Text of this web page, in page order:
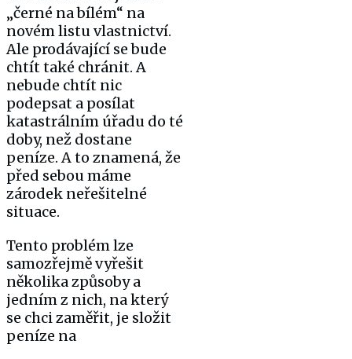
„černé na bílém“ na
novém listu vlastnictví.
Ale prodávající se bude
chtít také chránit. A
nebude chtít nic
podepsat a posílat
katastrálním úřadu do té
doby, než dostane
peníze. A to znamená, že
před sebou máme
zárodek neřešitelné
situace.
Tento problém lze
samozřejmě vyřešit
několika způsoby a
jedním z nich, na který
se chci zaměřit, je složit
peníze na